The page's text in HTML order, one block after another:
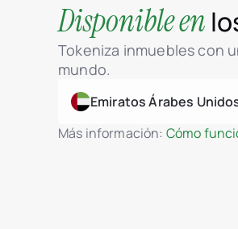
Disponible en
Tokeniza inmuebles con
mundo.
Emiratos Árabes
Más información: Cómo